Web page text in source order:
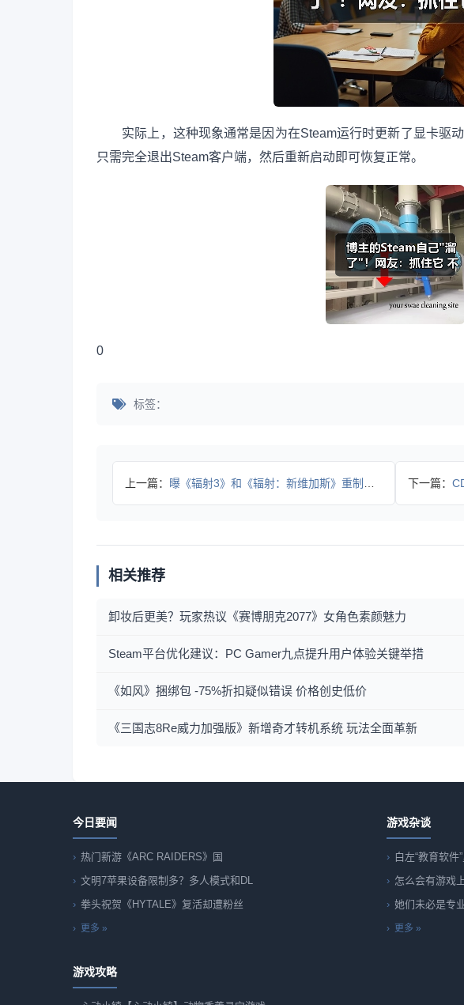
实际上，这种现象通常是因为在Steam运行时更新了显卡驱动
只需完全退出Steam客户端，然后重新启动即可恢复正常。
0
标签：
上一篇： 曝《辐射3》和《辐射：新维加斯》重制版开发中！ 下一篇：
相关推荐
卸妆后更美？玩家热议《赛博朋克2077》女角色素颜魅力
Steam平台优化建议：PC Gamer九点提升用户体验关键举措
《如风》捆绑包 -75%折扣疑似错误 价格创史低价
《三国志8Re威力加强版》新增奇才转机系统 玩法全面革新
今日要闻
热门新游《ARC RAIDERS》国
文明7苹果设备限制多？多人模式和DL
拳头祝贺《HYTALE》复活却遭粉丝
更多 »
游戏杂谈
白左“教育软件
怎么会有游戏
她们未必是专
更多 »
游戏攻略